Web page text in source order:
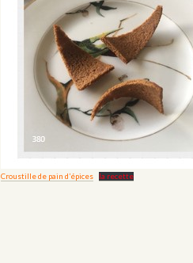
Croustille de pain d’épices la recette